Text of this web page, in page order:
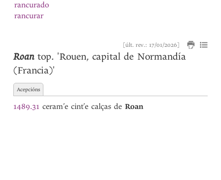
rancurado
rancurar
rascar
raviosa
ravioso
razoada
razõada
razoado
[últ. rev.: 17/01/2026]
Roan top. 'Rouen, capital de Normandía
(Francia)'
Acepcións
1489.31 ceram’e cint’e calças deRoan